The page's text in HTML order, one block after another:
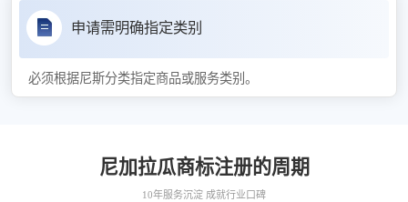
申请需明确指定类别
必须根据尼斯分类指定商品或服务类别。
尼加拉瓜商标注册的周期
10年服务沉淀 成就行业口碑